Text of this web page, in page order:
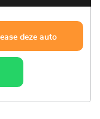
deze auto